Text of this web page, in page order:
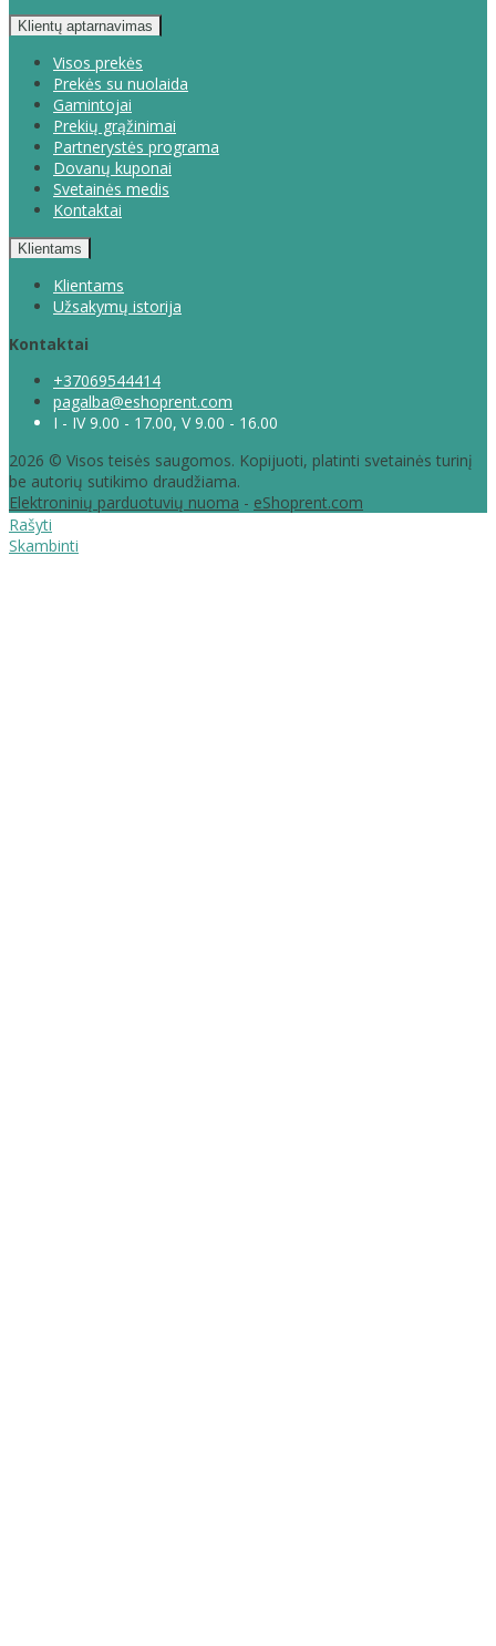
Klientų aptarnavimas
Visos prekės
Prekės su nuolaida
Gamintojai
Prekių grąžinimai
Partnerystės programa
Dovanų kuponai
Svetainės medis
Kontaktai
Klientams
Klientams
Užsakymų istorija
Kontaktai
+37069544414
pagalba@eshoprent.com
I - IV 9.00 - 17.00, V 9.00 - 16.00
2026 © Visos teisės saugomos. Kopijuoti, platinti svetainės turinį
be autorių sutikimo draudžiama.
Elektroninių parduotuvių nuoma - eShoprent.com
Rašyti
Skambinti